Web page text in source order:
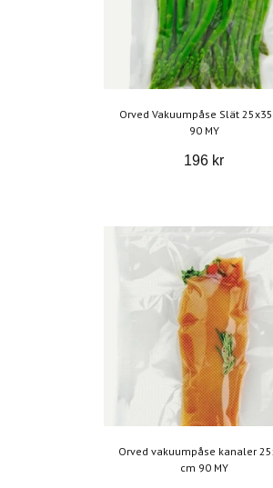
Orved Vakuumpåse Slät
90 MY
196 kr
Orved vakuumpåse kanaler
cm 90 MY